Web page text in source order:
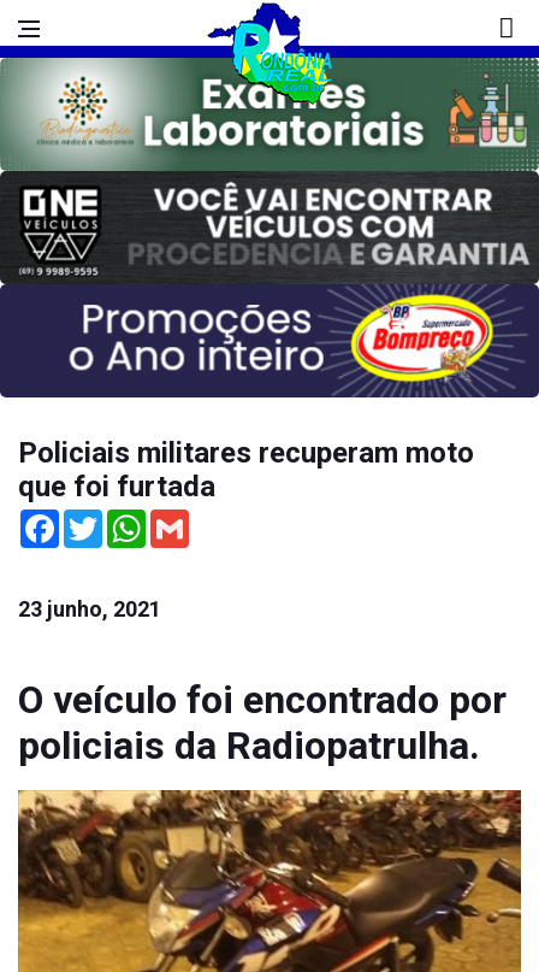
Policiais militares recuperam moto
que foi furtada
Facebook
TwitterWhatsApp
23 junho, 2021
O veículo foi encontrado por
policiais da Radiopatrulha.